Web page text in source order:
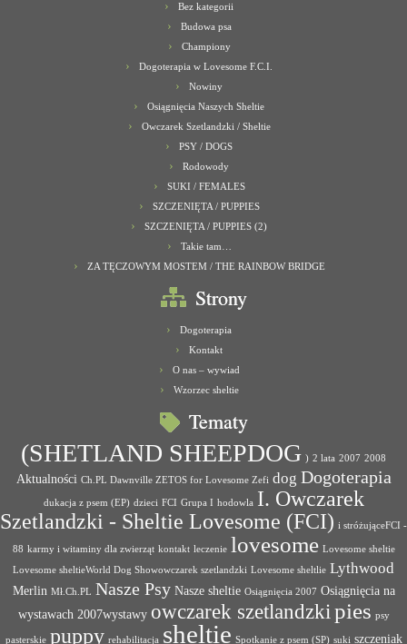
Bez kategorii
Budowa psa
Championy
Dogoterapia w Lovesome F.C.I.
Nowiny
Osiągnięcia Naszych Sheltie
Owczarek Szetlandzki / Sheltie
PSY / DOGS
Rodowody
SUKI / FEMALES
SZCZENIĘTA / PUPPIES
SZCZENIĘTA / PUPPIES (2)
Takie tam…
ZA TĘCZOWYM MOSTEM / THE RAINBOW BRIDGE
Strony
Dogoterapia
Kontakt
O nas – wywiad
Wzorzec sheltie
Tematy
(SHETLAND SHEEPDOG ) 2 lata 2007 2008
Aktualności Ch.PL Dawnville ZETOS for Lovesome Zefi dog Dogoterapia
dukacja z psem (EP) dzieci FCI Grupa I hodowla I. Owczarek
Szetlandzki - Sheltie Lovesome (FCI) i stróżująceFCI -
88 karmy i witaminy dla zwierząt kontakt leczenie lovesome Lovesome sheltie
Lovesome sheltieWorld Dog Showowczarek szetlandzki Lovesome sheltlie Lythwood
Merlin Mł.Ch.PL Nasze Psy Nasze sheltie Osiągnięcia 2007 Osiągnięcia na
wystawach 2007wystawy owczarek szetlandzkipies psy
pasterskie puppy rehabilitacja sheltie Spotkanie z psem (SP) suki szczeniak